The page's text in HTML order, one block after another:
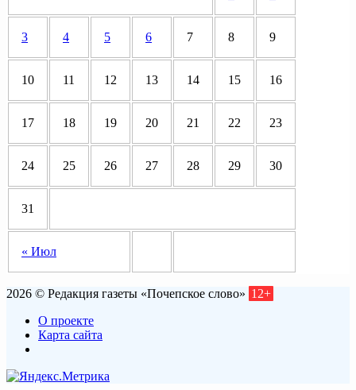
« Июл
3 4 5 6 7 8 9
10 11 12 13 14 15 16
17 18 19 20 21 22 23
24 25 26 27 28 29 30
31
2026 © Редакция газеты «Почепское слово» 12+
О проекте
Карта сайта